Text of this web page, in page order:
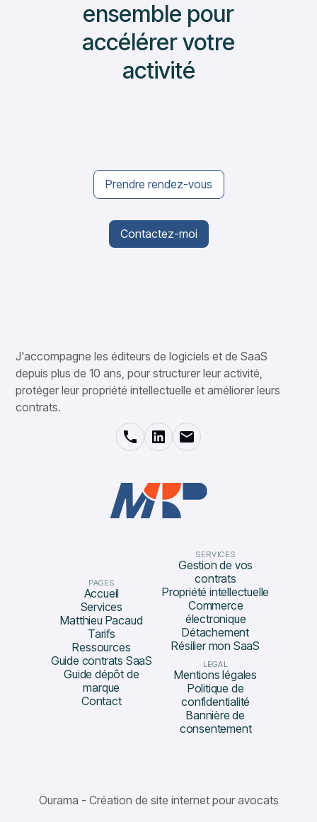
ensemble pour
accélérer votre
activité
Prendre rendez-vous
Contactez-moi
J'accompagne les éditeurs de logiciels et de SaaS
depuis plus de 10 ans, pour structurer leur activité,
protéger leur propriété intellectuelle et améliorer leurs
contrats.
PAGES
Accueil
Services
Matthieu Pacaud
Tarifs
Ressources
Guide contrats SaaS
Guide dépôt de
marque
Contact
SERVICES
Gestion de vos
contrats
Propriété intellectuelle
Commerce
électronique
Détachement
Résilier mon SaaS
LEGAL
Mentions légales
Politique de
confidentialité
Bannière de
consentement
Ourama - Création de site internet pour avocats